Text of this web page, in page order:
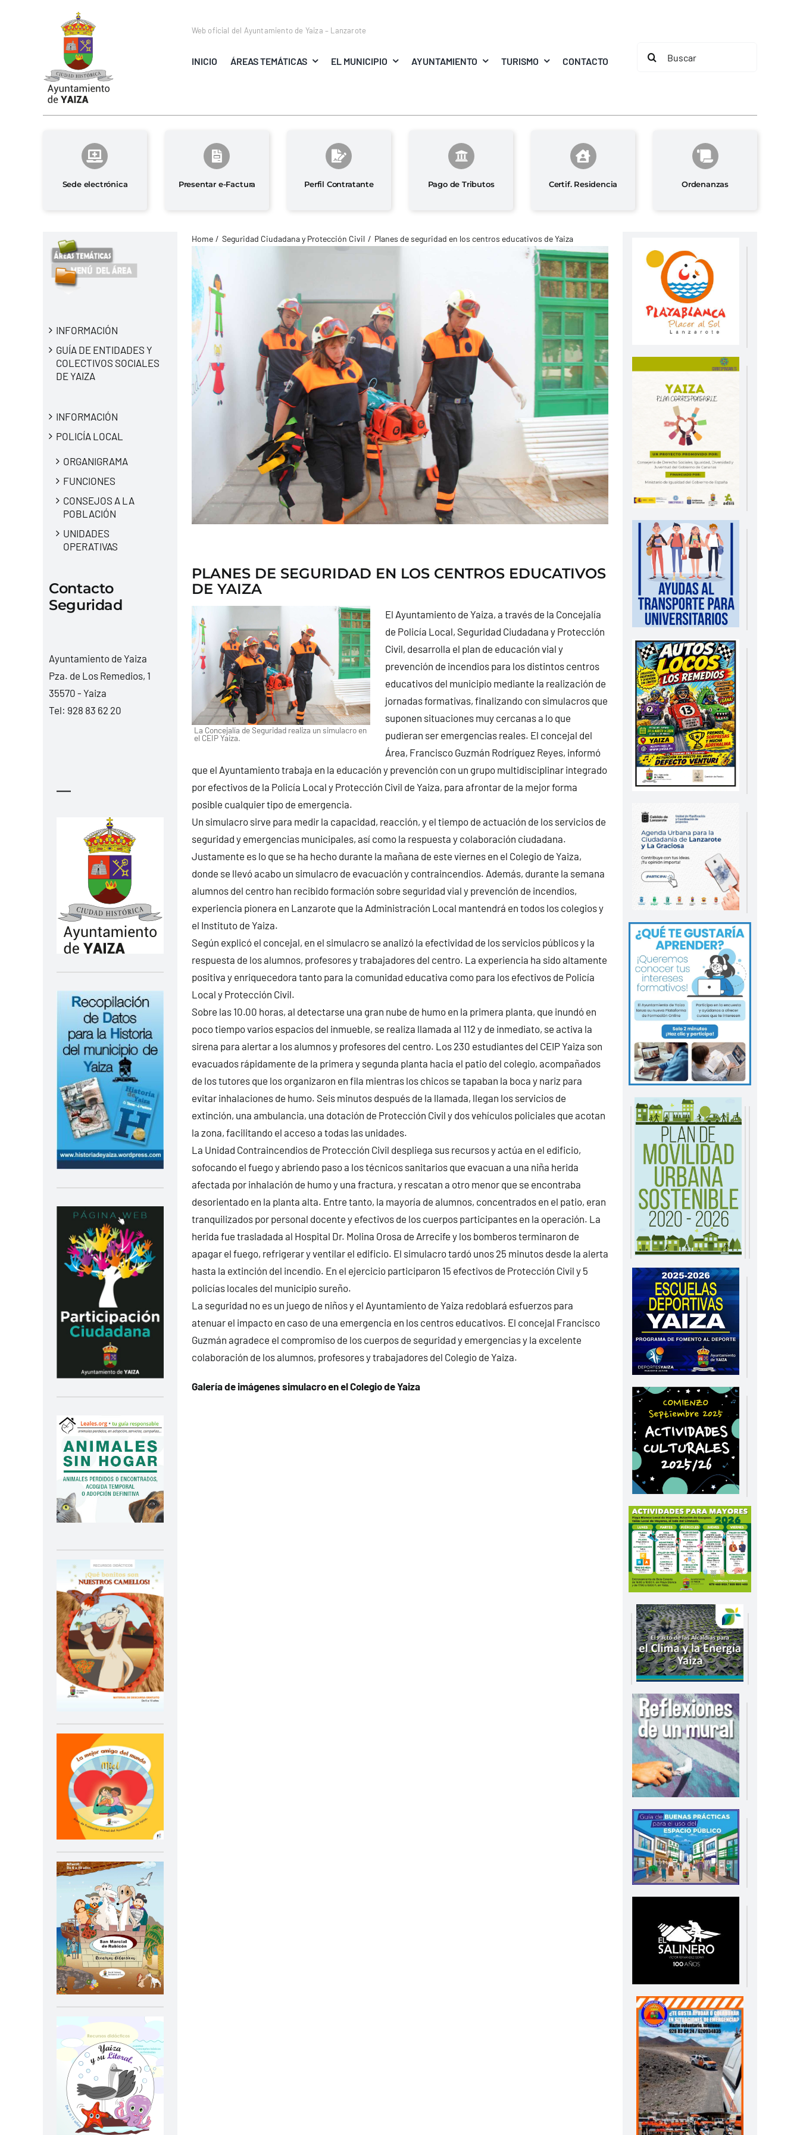
Web oficial del Ayuntamiento de Yaiza – Lanzarote
INICIO ÁREAS TEMÁTICAS EL MUNICIPIO AYUNTAMIENTO TURISMO CONTACTO
Buscar:
Sede electrónica Presentar e-Factura Perfil Contratante Pago de Tributos Certif. Residencia Ordenanzas
INFORMACIÓN
GUÍA DE ENTIDADES Y
COLECTIVOS SOCIALES
DE YAIZA
INFORMACIÓN
POLICÍA LOCAL
ORGANIGRAMA
FUNCIONES
CONSEJOS A LA
POBLACIÓN
UNIDADES
OPERATIVAS
Contacto
Seguridad
Ayuntamiento de Yaiza
Pza. de Los Remedios, 1
35570 - Yaiza
Tel: 928 83 62 20
—
Home Seguridad Ciudadana y Protección Civil Planes de seguridad en los centros educativos de Yaiza
PLANES DE SEGURIDAD EN LOS CENTROS EDUCATIVOS
DE YAIZA
La Concejalía de Seguridad realiza un simulacro en
el CEIP Yaiza.
El Ayuntamiento de Yaiza, a través de la Concejalía
de Policía Local, Seguridad Ciudadana y Protección
Civil, desarrolla el plan de educación vial y
prevención de incendios para los distintos centros
educativos del municipio mediante la realización de
jornadas formativas, finalizando con simulacros que
suponen situaciones muy cercanas a lo que
pudieran ser emergencias reales. El concejal del
Área, Francisco Guzmán Rodríguez Reyes, informó
que el Ayuntamiento trabaja en la educación y prevención con un grupo multidisciplinar integrado
por efectivos de la Policía Local y Protección Civil de Yaiza, para afrontar de la mejor forma
posible cualquier tipo de emergencia.
Un simulacro sirve para medir la capacidad, reacción, y el tiempo de actuación de los servicios de
seguridad y emergencias municipales, así como la respuesta y colaboración ciudadana.
Justamente es lo que se ha hecho durante la mañana de este viernes en el Colegio de Yaiza,
donde se llevó acabo un simulacro de evacuación y contraincendios. Además, durante la semana
alumnos del centro han recibido formación sobre seguridad vial y prevención de incendios,
experiencia pionera en Lanzarote que la Administración Local mantendrá en todos los colegios y
el Instituto de Yaiza.
Según explicó el concejal, en el simulacro se analizó la efectividad de los servicios públicos y la
respuesta de los alumnos, profesores y trabajadores del centro. La experiencia ha sido altamente
positiva y enriquecedora tanto para la comunidad educativa como para los efectivos de Policía
Local y Protección Civil.
Sobre las 10.00 horas, al detectarse una gran nube de humo en la primera planta, que inundó en
poco tiempo varios espacios del inmueble, se realiza llamada al 112 y de inmediato, se activa la
sirena para alertar a los alumnos y profesores del centro. Los 230 estudiantes del CEIP Yaiza son
evacuados rápidamente de la primera y segunda planta hacia el patio del colegio, acompañados
de los tutores que los organizaron en fila mientras los chicos se tapaban la boca y nariz para
evitar inhalaciones de humo. Seis minutos después de la llamada, llegan los servicios de
extinción, una ambulancia, una dotación de Protección Civil y dos vehículos policiales que acotan
la zona, facilitando el acceso a todas las unidades.
La Unidad Contraincendios de Protección Civil despliega sus recursos y actúa en el edificio,
sofocando el fuego y abriendo paso a los técnicos sanitarios que evacuan a una niña herida
afectada por inhalación de humo y una fractura, y rescatan a otro menor que se encontraba
desorientado en la planta alta. Entre tanto, la mayoría de alumnos, concentrados en el patio, eran
tranquilizados por personal docente y efectivos de los cuerpos participantes en la operación. La
herida fue trasladada al Hospital Dr. Molina Orosa de Arrecife y los bomberos terminaron de
apagar el fuego, refrigerar y ventilar el edificio. El simulacro tardó unos 25 minutos desde la alerta
hasta la extinción del incendio. En el ejercicio participaron 15 efectivos de Protección Civil y 5
policías locales del municipio sureño.
La seguridad no es un juego de niños y el Ayuntamiento de Yaiza redoblará esfuerzos para
atenuar el impacto en caso de una emergencia en los centros educativos. El concejal Francisco
Guzmán agradece el compromiso de los cuerpos de seguridad y emergencias y la excelente
colaboración de los alumnos, profesores y trabajadores del Colegio de Yaiza.
Galería de imágenes simulacro en el Colegio de Yaiza